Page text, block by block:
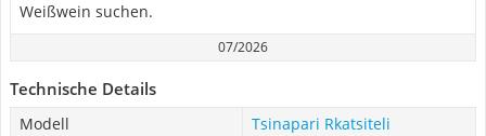
Weißwein suchen.
07/2026
Technische Details
Modell
Tsinapari Rkatsiteli